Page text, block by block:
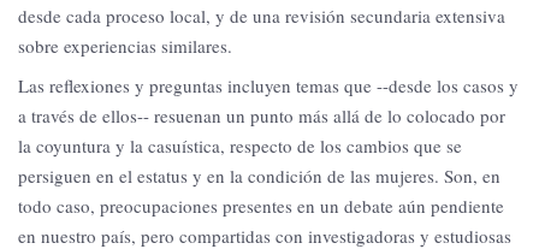
desde cada proceso local, y de una revisión secundaria extensiva
sobre experiencias similares.
Las reflexiones y preguntas incluyen temas que --desde los casos y
a través de ellos-- resuenan un punto más allá de lo colocado por
la coyuntura y la casuística, respecto de los cambios que se
persiguen en el estatus y en la condición de las mujeres. Son, en
todo caso, preocupaciones presentes en un debate aún pendiente
en nuestro país, pero compartidas con investigadoras y estudiosas